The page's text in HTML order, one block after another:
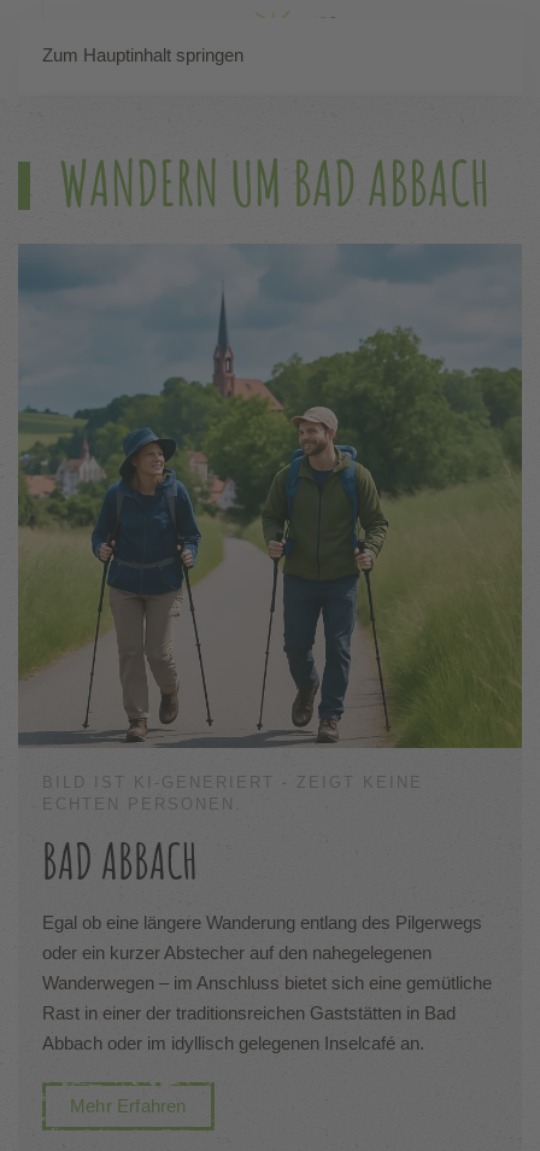
Zum Hauptinhalt springen
WANDERN UM BAD ABBACH
BILD IST KI-GENERIERT - ZEIGT KEINE
ECHTEN PERSONEN.
BAD ABBACH
Egal ob eine längere Wanderung entlang des Pilgerwegs
oder ein kurzer Abstecher auf den nahegelegenen
Wanderwegen – im Anschluss bietet sich eine gemütliche
Rast in einer der traditionsreichen Gaststätten in Bad
Abbach oder im idyllisch gelegenen Inselcafé an.
Mehr Erfahren